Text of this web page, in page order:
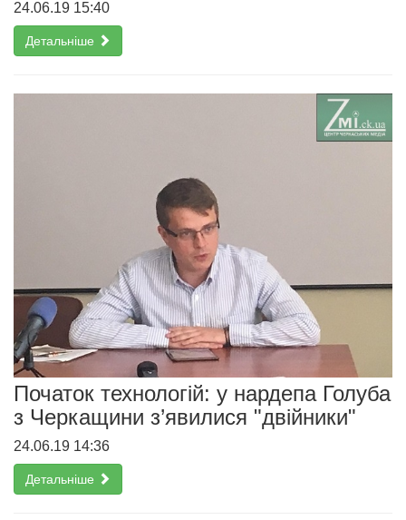
24.06.19 15:40
Детальніше
Початок технологій: у нардепа Голуба
з Черкащини з’явилися "двійники"
24.06.19 14:36
Детальніше